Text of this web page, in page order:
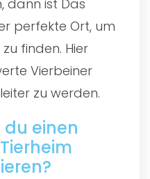
dann ist Das
perfekte Ort, um
finden. Hier
Vierbeiner
zu werden.
einen